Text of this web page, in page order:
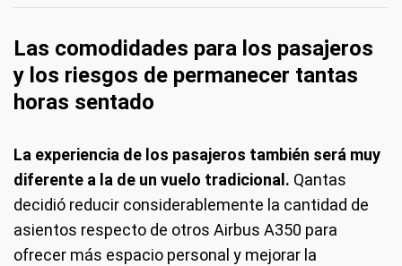
Las comodidades para los pasajeros
y los riesgos de permanecer tantas
horas sentado
La experiencia de los pasajeros también será muy
diferente a la de un vuelo tradicional. Qantas
decidió reducir considerablemente la cantidad de
asientos respecto de otros Airbus A350 para
ofrecer más espacio personal y mejorar la